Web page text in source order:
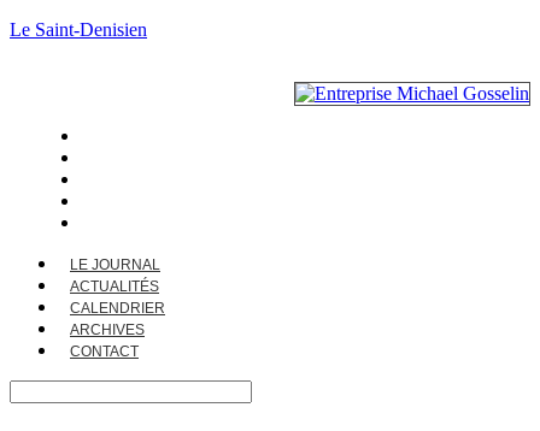
Le Saint-Denisien
LE JOURNAL
ACTUALITÉS
CALENDRIER
ARCHIVES
CONTACT